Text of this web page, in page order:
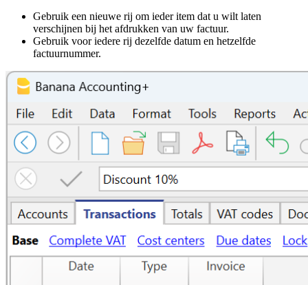
Gebruik een nieuwe rij om ieder item dat u wilt laten
verschijnen bij het afdrukken van uw factuur.
Gebruik voor iedere rij dezelfde datum en hetzelfde
factuurnummer.